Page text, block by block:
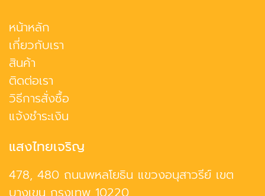
หน้าหลัก
เกี่ยวกับเรา
สินค้า
ติดต่อเรา
วิธีการสั่งซื้อ
แจ้งชำระเงิน
แสงไทยเจริญ
478, 480 ถนนพหลโยธิน แขวงอนุสาวรีย์ เขต
บางเขน กรุงเทพ 10220